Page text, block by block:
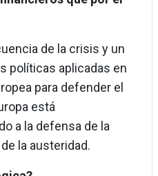
de la crisis y un
políticas aplicadas en
para defender el
está
a la defensa de la
la austeridad.